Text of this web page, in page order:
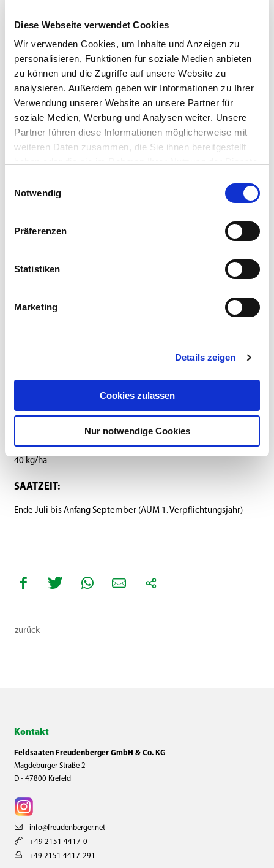
Diese Webseite verwendet Cookies
Wir verwenden Cookies, um Inhalte und Anzeigen zu
personalisieren, Funktionen für soziale Medien anbieten
zu können und die Zugriffe auf unsere Website zu
analysieren. Außerdem geben wir Informationen zu Ihrer
Verwendung unserer Website an unsere Partner für
soziale Medien, Werbung und Analysen weiter. Unsere
Partner führen diese Informationen möglicherweise mit
weiteren Daten zusammen, die Sie ihnen bereitgestellt
Notwendig
Präferenzen
Statistiken
Marketing
Details zeigen
Cookies zulassen
Nur notwendige Cookies
Weitere Informationen zu MehrGras finden Sie
Gebinde:20 kg
Art.-Nr.:40321
Marke: MehrGras
Kategorie:AUM, Blühmischungen & Wildackereinsaaten,
Händler
Dieses Produkt erhalten Sie bei folgenden Händlern:
Zusammensetzung
40 kg/ha
SAATZEIT:
Ende Juli bis Anfang September (AUM 1. Verpflichtungsjahr)
zurück
Kontakt
Feldsaaten Freudenberger GmbH & Co. KG
Magdeburger Straße 2
D - 47800 Krefeld
info@freudenberger.net
+49 2151 4417-0
+49 2151 4417-291